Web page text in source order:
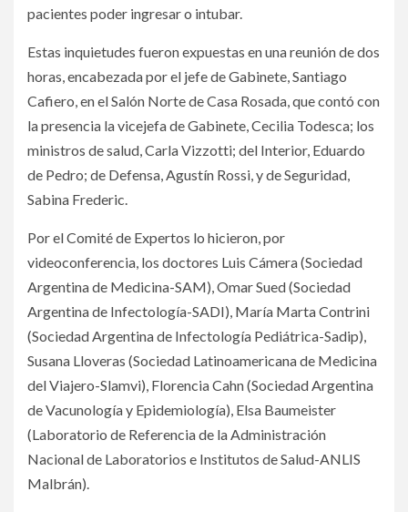
pacientes poder ingresar o intubar.
Estas inquietudes fueron expuestas en una reunión de dos
horas, encabezada por el jefe de Gabinete, Santiago
Cafiero, en el Salón Norte de Casa Rosada, que contó con
la presencia la vicejefa de Gabinete, Cecilia Todesca; los
ministros de salud, Carla Vizzotti; del Interior, Eduardo
de Pedro; de Defensa, Agustín Rossi, y de Seguridad,
Sabina Frederic.
Por el Comité de Expertos lo hicieron, por
videoconferencia, los doctores Luis Cámera (Sociedad
Argentina de Medicina-SAM), Omar Sued (Sociedad
Argentina de Infectología-SADI), María Marta Contrini
(Sociedad Argentina de Infectología Pediátrica-Sadip),
Susana Lloveras (Sociedad Latinoamericana de Medicina
del Viajero-Slamvi), Florencia Cahn (Sociedad Argentina
de Vacunología y Epidemiología), Elsa Baumeister
(Laboratorio de Referencia de la Administración
Nacional de Laboratorios e Institutos de Salud-ANLIS
Malbrán).